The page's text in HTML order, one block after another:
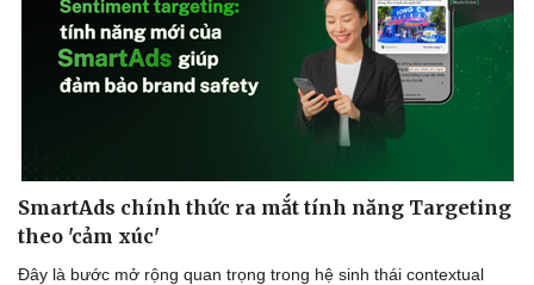
Doanh nghiệp 24h
Vì cộng đồng
Công nghệ
Sành điệu
Trải nghiệm
Chuyển đổi số
SmartAds chính thức ra mắt tính năng Targeting
theo 'cảm xúc'
Đây là bước mở rộng quan trọng trong hệ sinh thái contextual